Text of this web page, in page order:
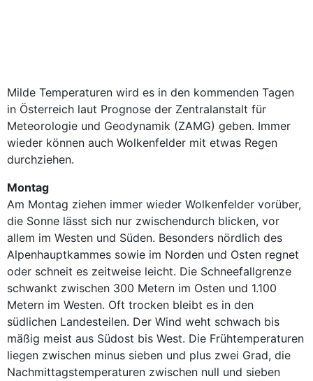
Milde Temperaturen wird es in den kommenden Tagen
in Österreich laut Prognose der Zentralanstalt für
Meteorologie und Geodynamik (ZAMG) geben. Immer
wieder können auch Wolkenfelder mit etwas Regen
durchziehen.
Montag
Am Montag ziehen immer wieder Wolkenfelder vorüber,
die Sonne lässt sich nur zwischendurch blicken, vor
allem im Westen und Süden. Besonders nördlich des
Alpenhauptkammes sowie im Norden und Osten regnet
oder schneit es zeitweise leicht. Die Schneefallgrenze
schwankt zwischen 300 Metern im Osten und 1.100
Metern im Westen. Oft trocken bleibt es in den
südlichen Landesteilen. Der Wind weht schwach bis
mäßig meist aus Südost bis West. Die Frühtemperaturen
liegen zwischen minus sieben und plus zwei Grad, die
Nachmittagstemperaturen zwischen null und sieben